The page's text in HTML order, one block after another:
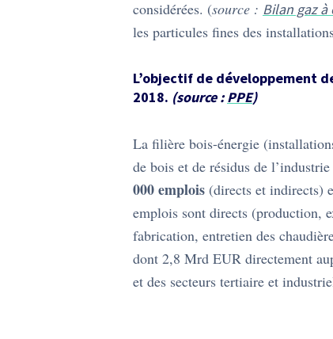
considérées. (source : Bilan gaz à
les particules fines des
L’objectif de développement
2018. (source :PPE)
La filière bois-énergie
de bois et de résidus de
000 emplois (directs et indirects)
emplois sont directs (production,
fabrication, entretien des
dont 2,8 Mrd EUR directement
et des secteurs tertiaire et